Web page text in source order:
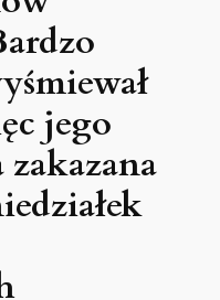
jego
zakazana